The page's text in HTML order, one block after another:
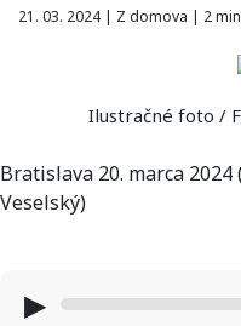
21. 03. 2024 | Z domova | 2
Ilustračné foto /
Bratislava 20. marca 2024
Veselský)
▶